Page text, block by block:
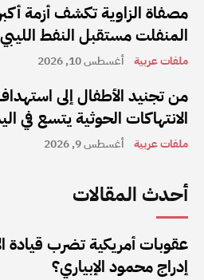
مصفاة الزاوية تكشف أزمة
المنفلت مستقبل النفط
ملفات عربية أغسطس 10, 2026
من تجنيد الأطفال إلى
الانتهاكات الحوثية يتسع في
ملفات عربية أغسطس 9, 2026
أحدث المقالات
عقوبات أمريكية تضرب قيادة
إدراج محمود الإبياري؟